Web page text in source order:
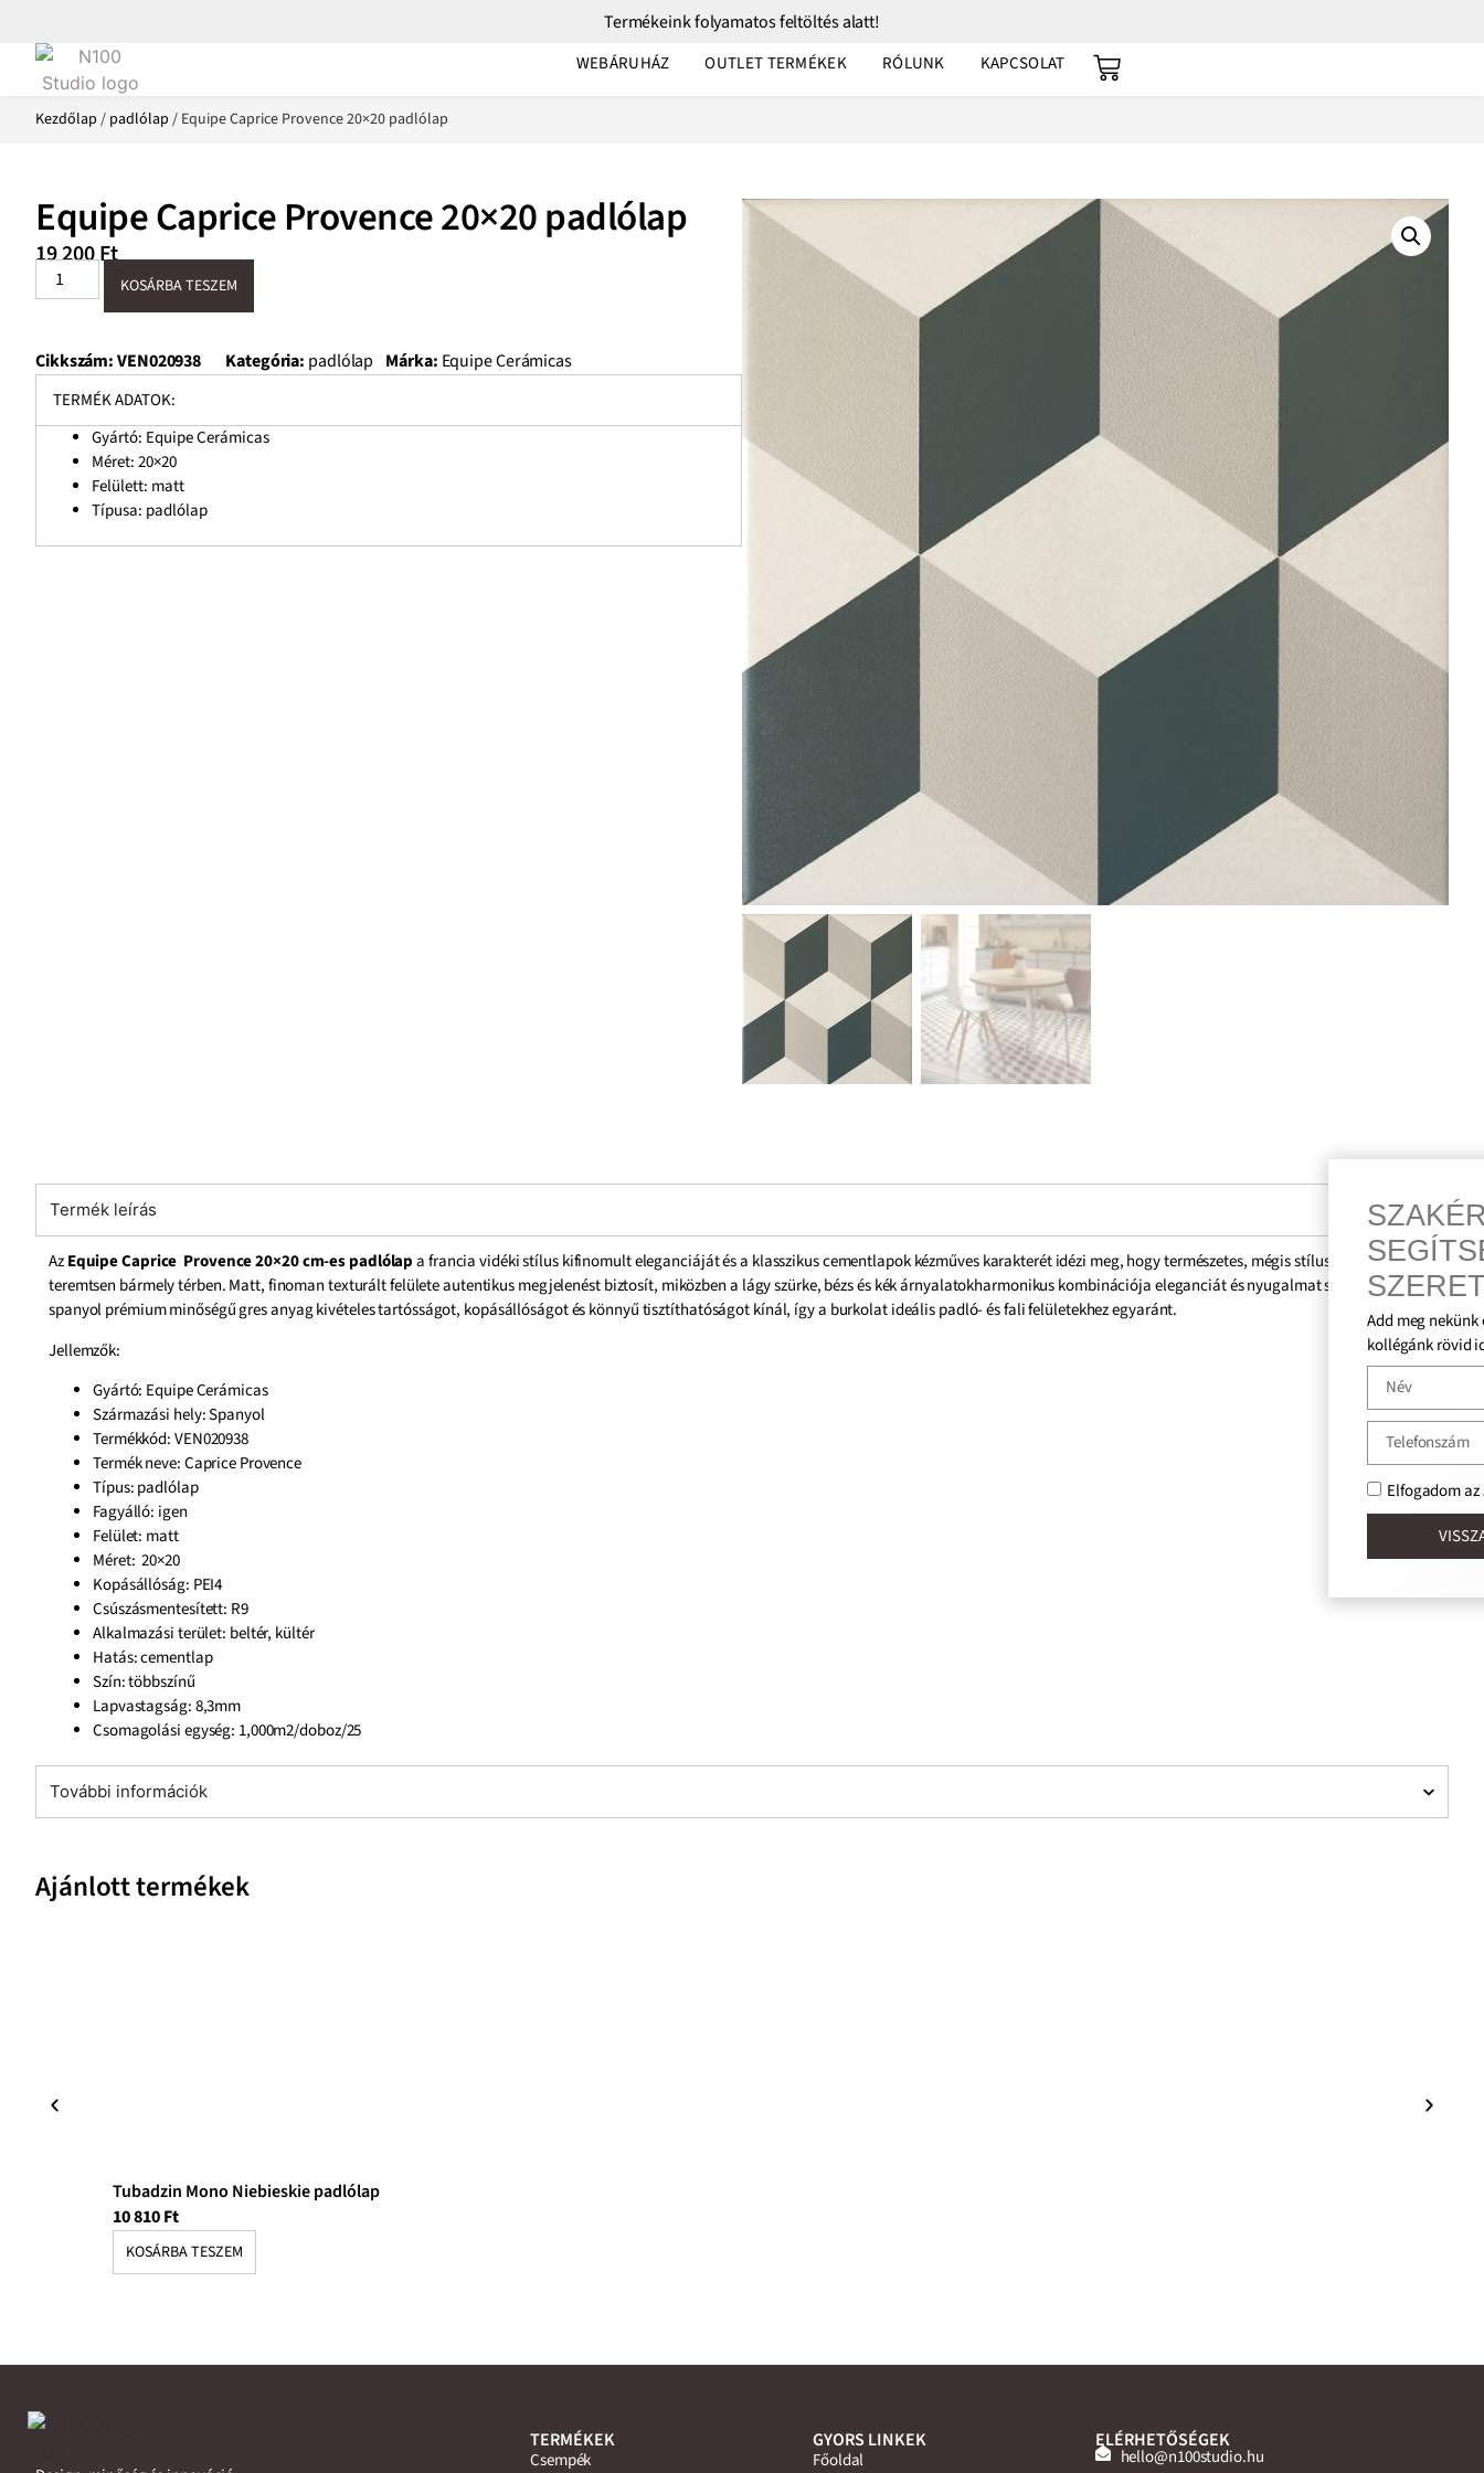
Termékeink folyamatos feltöltés alatt!
WEBÁRUHÁZ OUTLET TERMÉKEK RÓLUNK KAPCSOLAT
Kezdőlap / padlólap / Equipe Caprice Provence 20×20 padlólap
Equipe Caprice Provence 20×20 padlólap
19 200Ft
KOSÁRBA TESZEM
Cikkszám:VEN020938 Kategória: padlólap Márka: Equipe Cerámicas
TERMÉK ADATOK:
Gyártó: Equipe Cerámicas
Méret:20×20
Felülett: matt
Típusa: padlólap
Termék leírás
AzEquipe Caprice Provence 20×20 cm-es padlólapa francia vidéki stílus kifinomult eleganciáját és a klasszikus cementlapok kézműves karakterét idézi meg, hogy természetes, mégis stílusos hangulatot
teremtsen bármely térben. Matt, finoman texturált felülete autentikus megjelenést biztosít, miközben a lágy szürke, bézs és kék árnyalatokharmonikus kombinációja eleganciát és nyugalmat sugároz. A
spanyol prémium minőségű gres anyag kivételes tartósságot, kopásállóságot és könnyű tisztíthatóságot kínál, így a burkolat ideális padló- és fali felületekhez egyaránt.
Jellemzők:
Gyártó: Equipe Cerámicas
Származási hely: Spanyol
Termékkód: VEN020938
Termék neve: Caprice Provence
Típus: padlólap
Fagyálló: igen
Felület: matt
Méret: 20×20
Kopásállóság: PEI4
Csúszásmentesített: R9
Alkalmazási terület: beltér, kültér
Hatás: cementlap
Szín:többszínű
Lapvastagság:8,3mm
Csomagolási egység: 1,000m2/doboz/25
További információk
Ajánlott termékek
Tubadzin Mono Niebieskie padlólap
10 810Ft
KOSÁRBA TESZEM
TERMÉKEK
Csempék
GYORS LINKEK
Főoldal
ELÉRHETŐSÉGEK
hello@n100studio.hu
SZAKÉRTŐNK
SEGÍTSÉGÉT
SZERETNÉD?
Add meg nekünk elérhetőséged, és
kollégánk rövid időn belül visszahív!
Adatkezelési tájékoztatót.